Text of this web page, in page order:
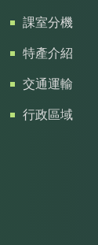
課室分機
特產介紹
交通運輸
行政區域